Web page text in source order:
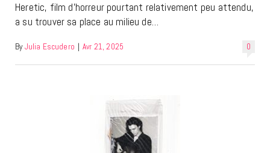
Heretic, film d’horreur pourtant relativement peu attendu,
a su trouver sa place au milieu de…
0
By Julia Escudero | Avr 21, 2025